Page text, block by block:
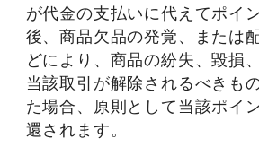
が代金の支払いに代えてポイ
後、商品欠品の発覚、または
どにより、商品の紛失、毀損
当該取引が解除されるべきも
た場合、原則として当該ポイ
還されます。